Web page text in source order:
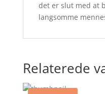
det er slut med at
langsomme
Relaterede